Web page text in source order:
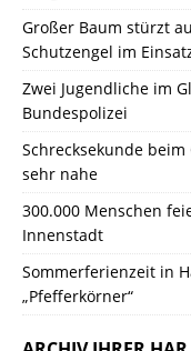
Großer Baum stürzt
Schutzengel im
Zwei Jugendliche im
Bundespolizei
Schrecksekunde beim
sehr nahe
300.000 Menschen
Innenstadt
Sommerferienzeit in
„Pfefferkörner“